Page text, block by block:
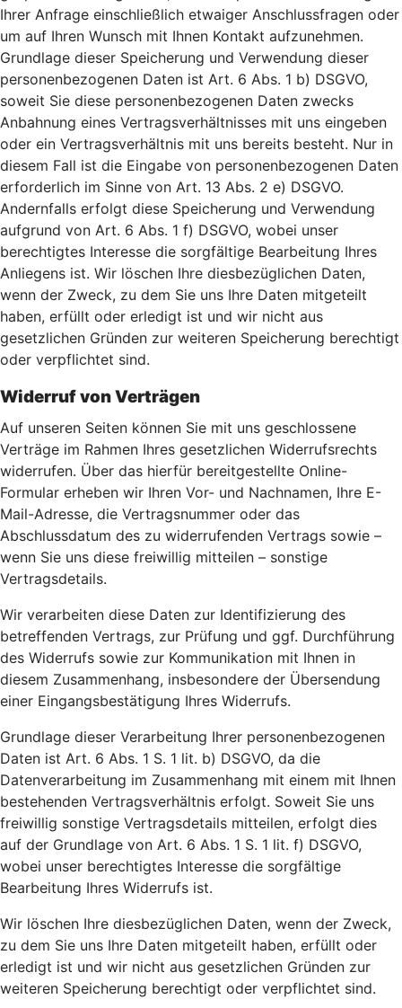
Ihrer Anfrage einschließlich etwaiger Anschlussfragen oder
um auf Ihren Wunsch mit Ihnen Kontakt aufzunehmen.
Grundlage dieser Speicherung und Verwendung dieser
personenbezogenen Daten ist Art. 6 Abs. 1 b) DSGVO,
soweit Sie diese personenbezogenen Daten zwecks
Anbahnung eines Vertragsverhältnisses mit uns eingeben
oder ein Vertragsverhältnis mit uns bereits besteht. Nur in
diesem Fall ist die Eingabe von personenbezogenen Daten
erforderlich im Sinne von Art. 13 Abs. 2 e) DSGVO.
Andernfalls erfolgt diese Speicherung und Verwendung
aufgrund von Art. 6 Abs. 1 f) DSGVO, wobei unser
berechtigtes Interesse die sorgfältige Bearbeitung Ihres
Anliegens ist. Wir löschen Ihre diesbezüglichen Daten,
wenn der Zweck, zu dem Sie uns Ihre Daten mitgeteilt
haben, erfüllt oder erledigt ist und wir nicht aus
gesetzlichen Gründen zur weiteren Speicherung berechtigt
oder verpflichtet sind.
Widerruf von Verträgen
Auf unseren Seiten können Sie mit uns geschlossene
Verträge im Rahmen Ihres gesetzlichen Widerrufsrechts
widerrufen. Über das hierfür bereitgestellte Online-
Formular erheben wir Ihren Vor- und Nachnamen, Ihre E-
Mail-Adresse, die Vertragsnummer oder das
Abschlussdatum des zu widerrufenden Vertrags sowie –
wenn Sie uns diese freiwillig mitteilen – sonstige
Vertragsdetails.
Wir verarbeiten diese Daten zur Identifizierung des
betreffenden Vertrags, zur Prüfung und ggf. Durchführung
des Widerrufs sowie zur Kommunikation mit Ihnen in
diesem Zusammenhang, insbesondere der Übersendung
einer Eingangsbestätigung Ihres Widerrufs.
Grundlage dieser Verarbeitung Ihrer personenbezogenen
Daten ist Art. 6 Abs. 1 S. 1 lit. b) DSGVO, da die
Datenverarbeitung im Zusammenhang mit einem mit Ihnen
bestehenden Vertragsverhältnis erfolgt. Soweit Sie uns
freiwillig sonstige Vertragsdetails mitteilen, erfolgt dies
auf der Grundlage von Art. 6 Abs. 1 S. 1 lit. f) DSGVO,
wobei unser berechtigtes Interesse die sorgfältige
Bearbeitung Ihres Widerrufs ist.
Wir löschen Ihre diesbezüglichen Daten, wenn der Zweck,
zu dem Sie uns Ihre Daten mitgeteilt haben, erfüllt oder
erledigt ist und wir nicht aus gesetzlichen Gründen zur
weiteren Speicherung berechtigt oder verpflichtet sind.